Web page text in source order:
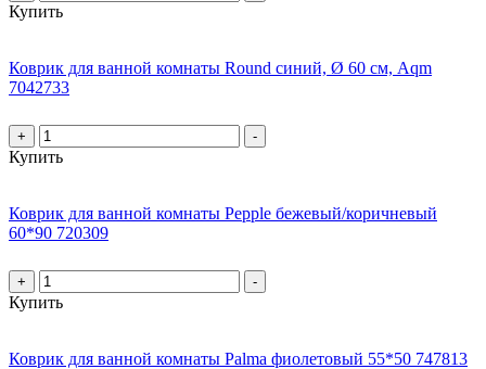
Купить
Коврик для ванной комнаты Round синий, Ø 60 см, Aqm
7042733
+ -
Купить
Коврик для ванной комнаты Pepple бежевый/коричневый
60*90 720309
+ -
Купить
Коврик для ванной комнаты Palma фиолетовый 55*50 747813